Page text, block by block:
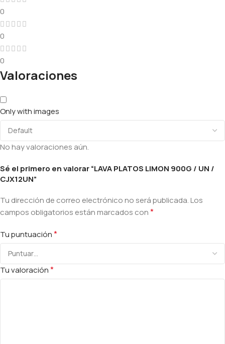
0
0
0
Valoraciones
Only with images
No hay valoraciones aún.
Sé el primero en valorar “LAVA PLATOS LIMON 900G / UN /
CJX12UN”
Tu dirección de correo electrónico no será publicada.Los
campos obligatorios están marcados con*
Tu puntuación*
Tu valoración*